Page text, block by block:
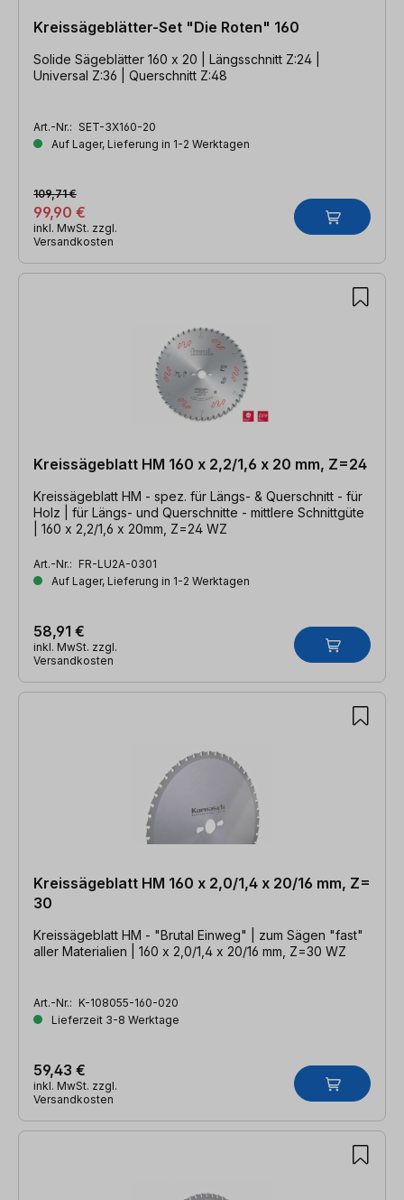
Kreissägeblätter-Set "Die Roten" 160
Solide Sägeblätter 160 x 20 | Längsschnitt Z:24 |
Universal Z:36 | Querschnitt Z:48
Art.-Nr.: SET-3X160-20
Auf Lager, Lieferung in 1-2 Werktagen
99,90 €
109,71 €
inkl. MwSt. zzgl.
Versandkosten
Kreissägeblatt HM 160 x 2,2/1,6 x 20 mm, Z=24
Kreissägeblatt HM - spez. für Längs- & Querschnitt - für
Holz | für Längs- und Querschnitte - mittlere Schnittgüte
| 160 x 2,2/1,6 x 20mm, Z=24 WZ
Art.-Nr.: FR-LU2A-0301
Auf Lager, Lieferung in 1-2 Werktagen
58,91 €
inkl. MwSt. zzgl.
Versandkosten
Kreissägeblatt HM 160 x 2,0/1,4 x 20/16 mm, Z=
30
Kreissägeblatt HM - "Brutal Einweg" | zum Sägen "fast"
aller Materialien | 160 x 2,0/1,4 x 20/16 mm, Z=30 WZ
Art.-Nr.: K-108055-160-020
Lieferzeit 3-8 Werktage
59,43 €
inkl. MwSt. zzgl.
Versandkosten